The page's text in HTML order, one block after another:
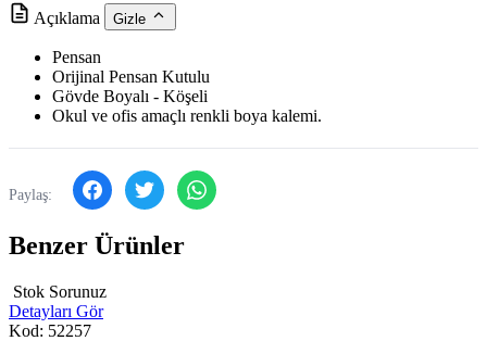
Açıklama Gizle
Pensan
Orijinal Pensan Kutulu
Gövde Boyalı - Köşeli
Okul ve ofis amaçlı renkli boya kalemi.
Paylaş:
Benzer Ürünler
Stok Sorunuz
Detayları Gör
Kod: 52257